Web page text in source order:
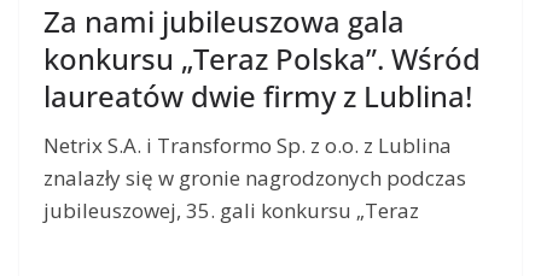
Za nami jubileuszowa gala
konkursu „Teraz Polska”. Wśród
laureatów dwie firmy z Lublina!
Netrix S.A. i Transformo Sp. z o.o. z Lublina
znalazły się w gronie nagrodzonych podczas
jubileuszowej, 35. gali konkursu „Teraz